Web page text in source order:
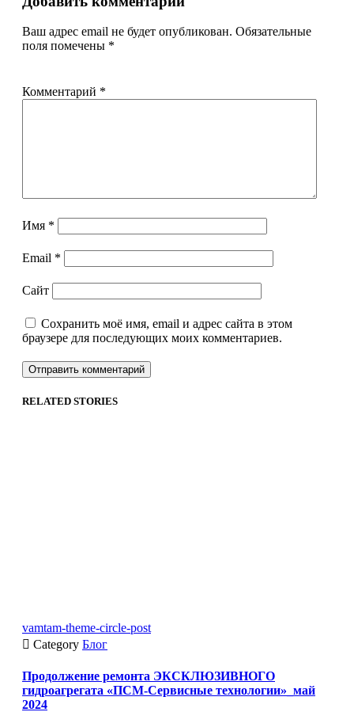
Ваш адрес email не будет опубликован. Обязательные
поля помечены *
Комментарий *
Имя *
Email *
Сайт
Сохранить моё имя, email и адрес сайта в этом
браузере для последующих моих комментариев.
RELATED STORIES
vamtam-theme-circle-post
 Category Блог
Продолжение ремонта ЭКСКЛЮЗИВНОГО
гидроагрегата «ПСМ-Сервисные технологии»_май
2024